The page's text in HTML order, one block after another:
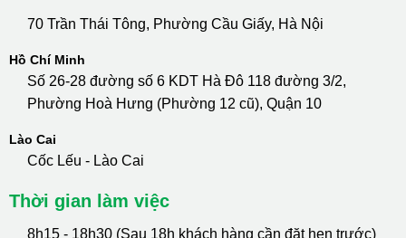
70 Trần Thái Tông, Phường Cầu Giấy, Hà Nội
Hồ Chí Minh
Số 26-28 đường số 6 KDT Hà Đô 118 đường 3/2,
Phường Hoà Hưng (Phường 12 cũ), Quận 10
Lào Cai
Cốc Lếu - Lào Cai
Thời gian làm việc
8h15 - 18h30 (Sau 18h khách hàng cần đặt hẹn trước)